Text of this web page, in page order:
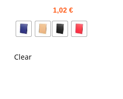
1,02 €
Clear